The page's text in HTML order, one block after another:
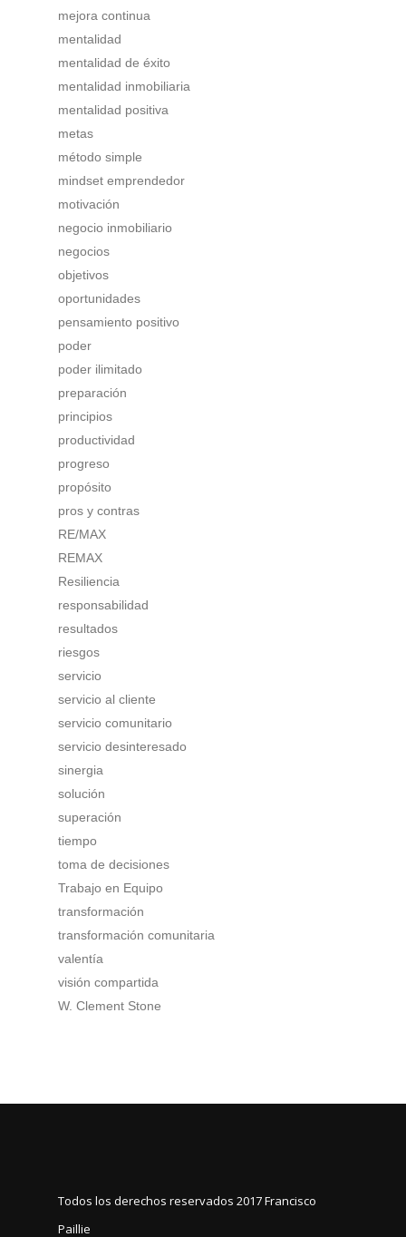
mejora continua
mentalidad
mentalidad de éxito
mentalidad inmobiliaria
mentalidad positiva
metas
método simple
mindset emprendedor
motivación
negocio inmobiliario
negocios
objetivos
oportunidades
pensamiento positivo
poder
poder ilimitado
preparación
principios
productividad
progreso
propósito
pros y contras
RE/MAX
REMAX
Resiliencia
responsabilidad
resultados
riesgos
servicio
servicio al cliente
servicio comunitario
servicio desinteresado
sinergia
solución
superación
tiempo
toma de decisiones
Trabajo en Equipo
transformación
transformación comunitaria
valentía
visión compartida
W. Clement Stone
Todos los derechos reservados 2017Francisco
Paillie